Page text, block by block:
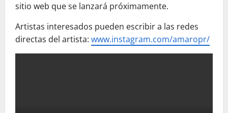
sitio web que se lanzará próximamente.
Artistas interesados pueden escribir a las redes
directas del artista: www.instagram.com/amaropr/